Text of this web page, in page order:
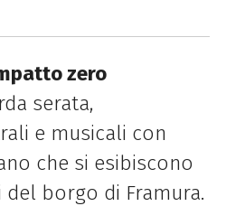
zero
serata,
e musicali con
che si esibiscono
borgo di Framura.